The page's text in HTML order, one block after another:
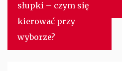
słupki – czym się
kierować przy
wyborze?